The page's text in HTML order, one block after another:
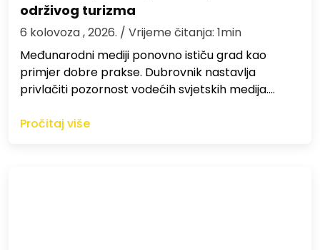
održivog turizma
6 kolovoza , 2026. / Vrijeme čitanja: 1min
Međunarodni mediji ponovno ističu grad kao
primjer dobre prakse. Dubrovnik nastavlja
privlačiti pozornost vodećih svjetskih medija.…
Pročitaj više